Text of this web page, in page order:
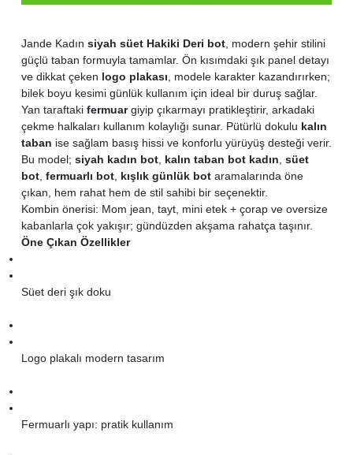
Jande Kadın siyah süet Hakiki Deri bot, modern şehir stilini
güçlü taban formuyla tamamlar. Ön kısımdaki şık panel detayı
ve dikkat çeken logo plakası , modele karakter kazandırırken;
bilek boyu kesimi günlük kullanım için ideal bir duruş sağlar.
Yan taraftaki fermuargiyip çıkarmayı pratikleştirir, arkadaki
çekme halkaları kullanım kolaylığı sunar. Pütürlü dokulu kalın
taban ise sağlam basış hissi ve konforlu yürüyüş desteği verir.
Bu model; siyah kadın bot, kalın taban bot kadın süet
bot, fermuarlı bot, kışlık günlük botaramalarında öne
çıkan, hem rahat hem de stil sahibi bir seçenektir.
Kombin önerisi: Mom jean, tayt, mini etek + çorap ve oversize
kabanlarla çok yakışır; gündüzden akşama rahatça taşınır.
Öne Çıkan Özellikler
Süet deri şık doku
Logo plakalı modern tasarım
Fermuarlı yapı: pratik kullanım